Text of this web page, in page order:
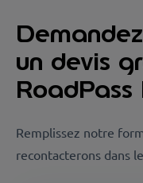
un devis
RoadPass
Remplissez notre
recontacterons dans